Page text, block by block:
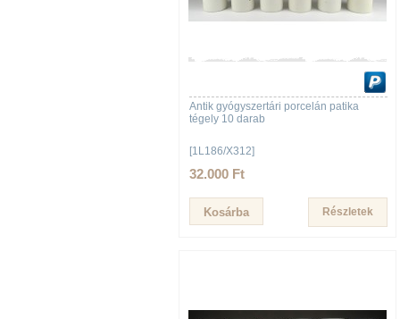
Antik gyógyszertári porcelán patika
tégely 10 darab
[1L186/X312]
32.000 Ft
Részletek